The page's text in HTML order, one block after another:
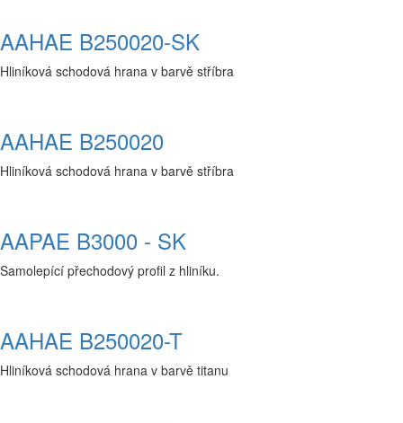
AAHAE B250020-SK
Hliníková schodová hrana v barvě stříbra
AAHAE B250020
Hliníková schodová hrana v barvě stříbra
AAPAE B3000 - SK
Samolepící přechodový profil z hliníku.
AAHAE B250020-T
Hliníková schodová hrana v barvě titanu